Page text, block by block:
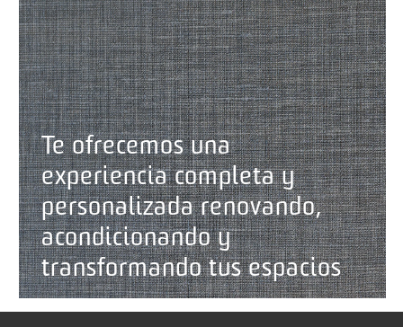
Te ofrecemos una
experiencia completa y
personalizada renovando,
acondicionando y
transformando tus espacios